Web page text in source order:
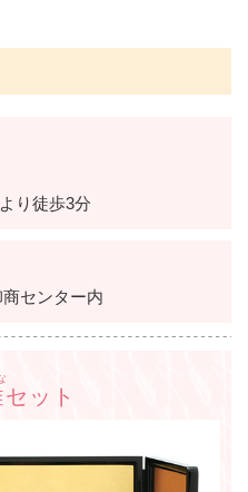
り徒歩3分
センター内
セット